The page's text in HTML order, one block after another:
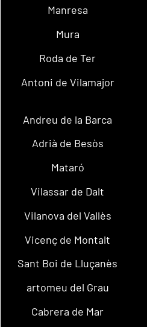
Manresa
Mura
Roda de Ter
Antoni de Vilamajor
Andreu de la Barca
Adrià de Besòs
Mataró
Vilassar de Dalt
Vilanova del Vallès
Vicenç de Montalt
Sant Boi de Lluçanès
artomeu del Grau
Cabrera de Mar